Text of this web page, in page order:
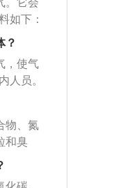
新的
较常年
最多，
时的2
炎、
分别
倍、2.4
中的气
生器接
量气
使气囊
，在
从而
之免于
。若采
醇类同
比例3
物可基
有强
酸化，
化合
物等。
人体
环境产
有强
酸化，
。它会
如下：
NaN
大量氮
安全性
与座椅
有效
车安全
部受
器和
？
，使气
人员。
料：
全性保
互配合
撞保
事故
受伤
物、氮
和臭
合
排放